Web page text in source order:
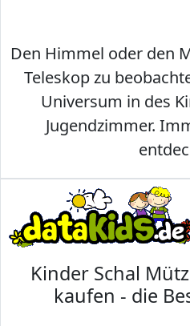
Den Himmel oder den
Teleskop zu
Universum in des
Jugendzimmer.
Kinder Schal
kaufen - die